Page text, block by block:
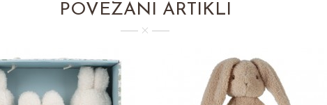
POVEZANI ARTIKLI